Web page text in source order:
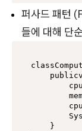
퍼사드 패턴
들에 대해 단
    }